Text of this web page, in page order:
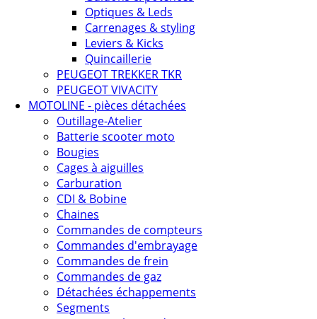
Optiques & Leds
Carrenages & styling
Leviers & Kicks
Quincaillerie
PEUGEOT TREKKER TKR
PEUGEOT VIVACITY
MOTOLINE - pièces détachées
Outillage-Atelier
Batterie scooter moto
Bougies
Cages à aiguilles
Carburation
CDI & Bobine
Chaines
Commandes de compteurs
Commandes d'embrayage
Commandes de frein
Commandes de gaz
Détachées échappements
Segments